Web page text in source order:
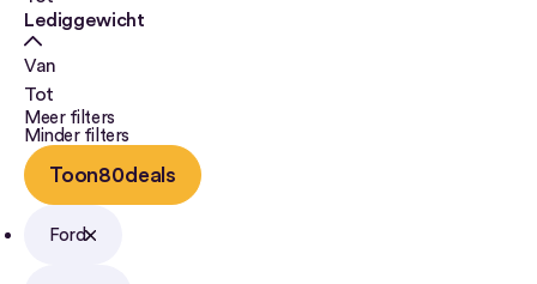
Lediggewicht
Van
Tot
Meer filters
Minder filters
Toon80deals
Ford